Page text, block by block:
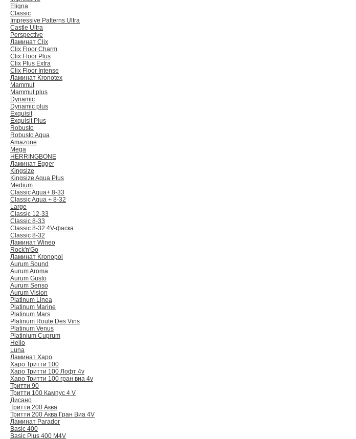
Eligna
Classic
Impressive Patterns Ultra
Castle Ultra
Perspective
Ламинат Clix
Clix Floor Charm
Clix Floor Plus
Clix Plus Extra
Clix Floor Intense
Ламинат Kronotex
Mammut
Mammut plus
Dynamic
Dynamic plus
Exquisit
Exquisit Plus
Robusto
Robusto Aqua
Amazone
Mega
HERRINGBONE
Ламинат Egger
Kingsize
Kingsize Aqua Plus
Medium
Classic Aqua+ 8-33
Classic Aqua + 8-32
Large
Classic 12-33
Classic 8-33
Classic 8-32 4V-фаска
Classic 8-32
Ламинат Wineo
Rock′n′Go
Ламинат Kronopol
Aurum Sound
Aurum Aroma
Aurum Gusto
Aurum Senso
Aurum Vision
Platinum Linea
Platinum Marine
Platinum Mars
Platinum Route Des Vins
Platinum Venus
Platinium Cuprum
Helio
Luna
Ламинат Харо
Харо Тритти 100
Харо Тритти 100 Лофт 4v
Харо Тритти 100 гран виа 4v
Тритти 90
Тритти 100 Кампус 4 V
Дисано
Тритти 200 Аква
Тритти 200 Аква Гран Виа 4V
Ламинат Parador
Basic 400
Basic Plus 400 M4V